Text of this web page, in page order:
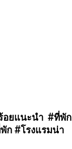
ยแนะนำ  #ที่พัก
ก #โรงแรมน่า